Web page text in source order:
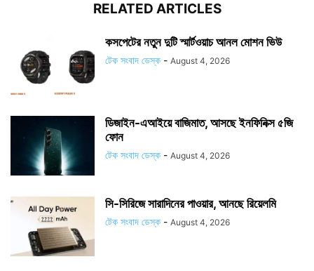
RELATED ARTICLES
কসপেটের নতুন দুটি স্মার্টওয়াচ আনল মোশন ভিউ
টেক সংবাদ ডেস্ক - August 4, 2026
ডিজাইন-এআইয়ে বাজিমাত, আসছে ইনফিনিক্স ৫জি
ফোন
টেক সংবাদ ডেস্ক - August 4, 2026
সি-সিরিজে সারাদিনের পাওয়ার, আনছে রিয়েলমি
টেক সংবাদ ডেস্ক - August 4, 2026